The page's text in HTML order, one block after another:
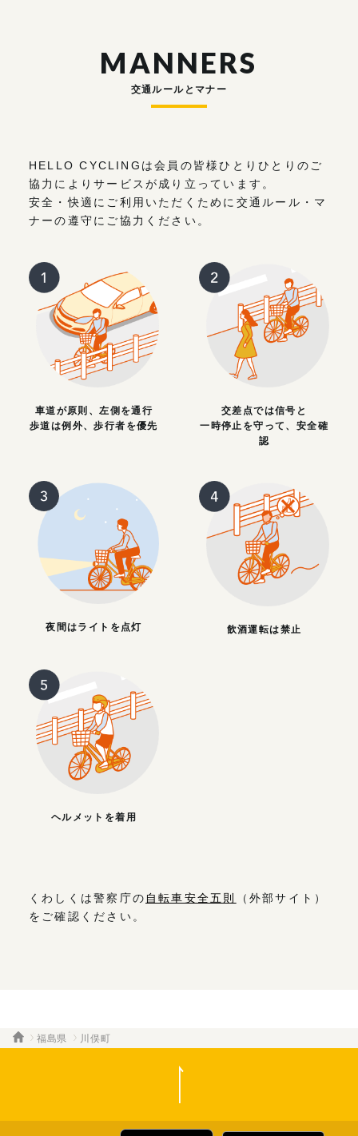
MANNERS
交通ルールとマナー
HELLO CYCLINGは会員の皆様ひとりひとりのご
協力によりサービスが成り立っています。
安全・快適にご利用いただくために交通ルール・マ
ナーの遵守にご協力ください。
車道が原則、左側を通行
歩道は例外、歩行者を優先
交差点では信号と
一時停止を守って、安全確
認
夜間はライトを点灯 飲酒運転は禁止
ヘルメットを着用
くわしくは警察庁の 自転車安全五則
（外部サイト）
をご確認ください。
福島県 川俣町